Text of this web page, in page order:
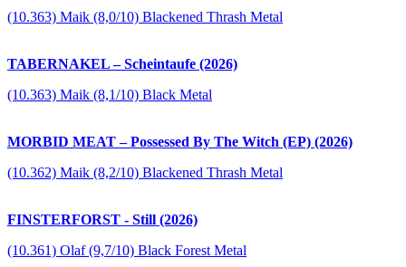
(10.363) Maik (8,0/10) Blackened Thrash Metal
TABERNAKEL – Scheintaufe (2026)
(10.363) Maik (8,1/10) Black Metal
MORBID MEAT – Possessed By The Witch (EP) (2026)
(10.362) Maik (8,2/10) Blackened Thrash Metal
FINSTERFORST - Still (2026)
(10.361) Olaf (9,7/10) Black Forest Metal